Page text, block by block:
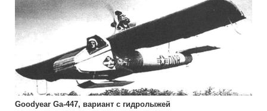
Goodyear Ga-447, вариант с гидролыжей